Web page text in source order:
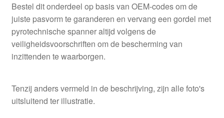
Bestel dit onderdeel op basis van OEM-codes om de
juiste pasvorm te garanderen en vervang een gordel met
pyrotechnische spanner altijd volgens de
veiligheidsvoorschriften om de bescherming van
inzittenden te waarborgen.
Tenzij anders vermeld in de beschrijving, zijn alle foto's
uitsluitend ter illustratie.